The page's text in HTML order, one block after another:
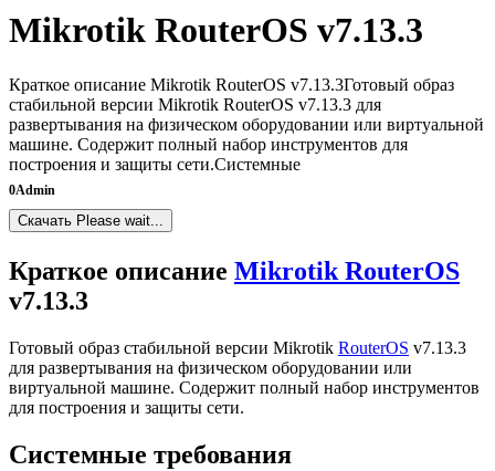
Mikrotik RouterOS v7.13.3
Краткое описание Mikrotik RouterOS v7.13.3Готовый образ
стабильной версии Mikrotik RouterOS v7.13.3 для
развертывания на физическом оборудовании или виртуальной
машине. Содержит полный набор инструментов для
построения и защиты сети.Системные
0Admin
Скачать Please wait...
Краткое описание Mikrotik RouterOS
v7.13.3
Готовый образ стабильной версии Mikrotik RouterOS v7.13.3
для развертывания на физическом оборудовании или
виртуальной машине. Содержит полный набор инструментов
для построения и защиты сети.
Системные требования